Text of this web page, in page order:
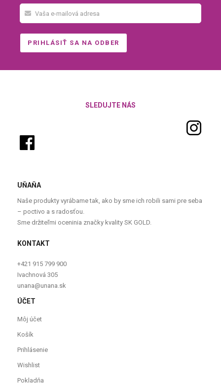
SLEDUJTE NÁS
UŇAŇA
Naše produkty vyrábame tak, ako by sme ich robili sami pre seba
– poctivo a s radosťou.
Sme držiteľmi oceninia značky kvality SK GOLD.
KONTAKT
+421 915 799 900
Ivachnová 305
unana@unana.sk
ÚČET
Môj účet
Košík
Prihlásenie
Wishlist
Pokladňa